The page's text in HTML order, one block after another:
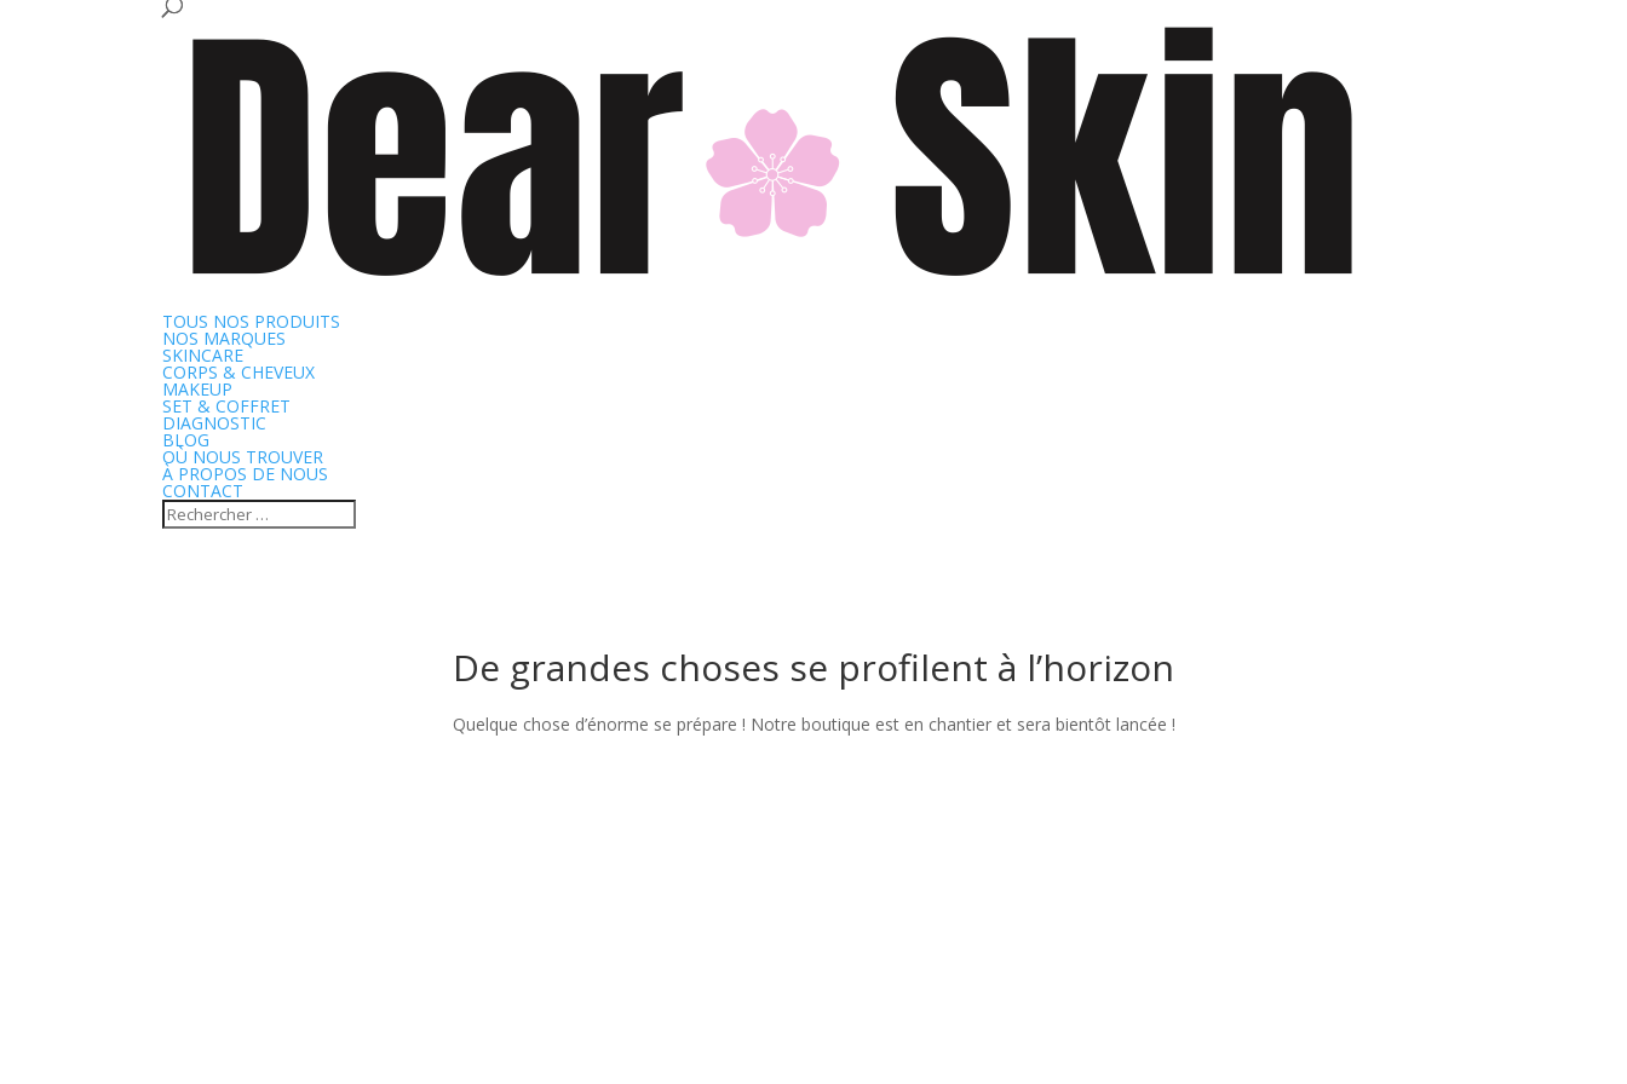
TOUS NOS PRODUITS
NOS MARQUES
SKINCARE
CORPS & CHEVEUX
MAKEUP
SET & COFFRET
DIAGNOSTIC
BLOG
OÙ NOUS TROUVER
À PROPOS DE NOUS
CONTACT
De grandes choses se profilent à l’horizon
Quelque chose d’énorme se prépare ! Notre boutique est en chantier et sera bientôt lancée !